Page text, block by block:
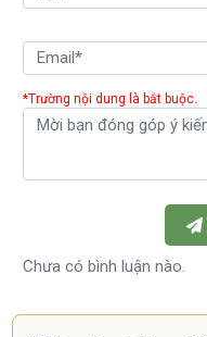
*Trường nội dung là bắt buộc.
Chưa có bình luận nào.